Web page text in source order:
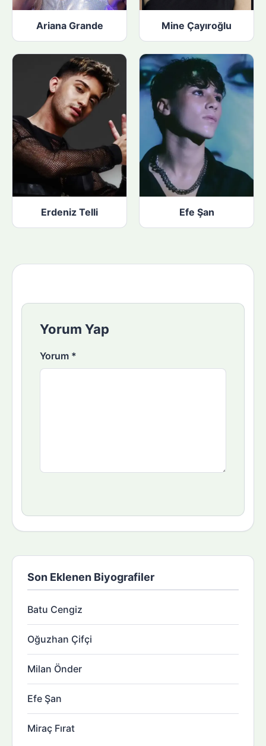
Ariana Grande Mine Çayıroğlu
Erdeniz Telli Efe Şan
Yorum Yap
Yorum *
Son Eklenen Biyografiler
Batu Cengiz
Oğuzhan Çifçi
Milan Önder
Efe Şan
Miraç Fırat